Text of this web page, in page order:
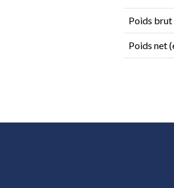
Poids brut
Poids net